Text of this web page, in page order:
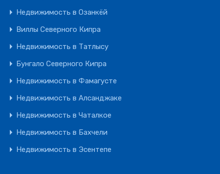
Недвижимость в Озанкёй
Виллы Северного Кипра
Недвижимость в Татлысу
Бунгало Северного Кипра
Недвижимость в Фамагусте
Недвижимость в Алсанджаке
Недвижимость в Чаталкое
Недвижимость в Бахчели
Недвижимость в Эсентепе